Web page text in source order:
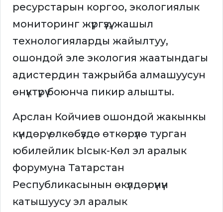
ресурстарын коргоо, экологиялык
мониторинг жүргүзүү, жашыл
технологияларды жайылтуу,
ошондой эле экология жаатындагы
адистердин тажрыйба алмашуусун
өнүктүрүү боюнча пикир алышты.
Арслан Койчиев ошондой жакынкы
күндөрү өлкөбүздө өткөрүлө турган
юбилейлик Ысык-Көл эл аралык
форумуна Татарстан
Республикасынын өкүлдөрүнүн
катышуусу эл аралык